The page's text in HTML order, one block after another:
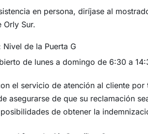
en persona, diríjase al
Orly Sur.
Nivel de la Puerta G
de lunes a domingo de 6:30 a
el servicio de atención al cliente
asegurarse de que su reclamación
de obtener la